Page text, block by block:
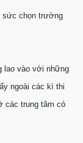
sức chọn trường
lao vào với những
ngoài các kì thi
các trung tâm có